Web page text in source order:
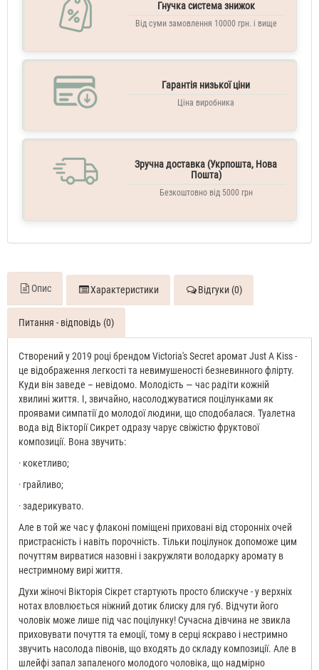
Secret
Victoria`s
ML
для
тіла
Гнучка система знижок
Від суми замовлення 10000 грн. і вище
Гарантія низької ціни
Ціна виробника
Зручна доставка (Укрпошта, Нова
Пошта)
Безкоштовно від 5000 грн
Опис Характеристики Відгуки (0)
Питання - відповідь (0)
Створений у 2019 році брендом Victoria's Secret аромат Just A Kiss -
це відображення легкості та невимушеності безневинного флірту.
Куди він заведе – невідомо. Молодість — час радіти кожній
хвилині життя. І, звичайно, насолоджуватися поцілунками як
проявами симпатії до молодої людини, що сподобалася. Туалетна
вода від Вікторії Сикрет одразу чарує свіжістю фруктової
композиції. Вона звучить:
· кокетливо;
· грайливо;
· задерикувато.
Але в той же час у флаконі поміщені приховані від сторонніх очей
пристрасність і навіть порочність. Тільки поцілунок допоможе цим
почуттям вирватися назовні і закружляти володарку аромату в
нестримному вирі життя.
Духи жіночі Вікторія Сікрет стартують просто блискуче - у верхніх
нотах вловлюється ніжний дотик блиску для губ. Відчути його
чоловік може лише під час поцілунку! Сучасна дівчина не звикла
приховувати почуття та емоції, тому в серці яскраво і нестримно
звучить насолода півонів, що входять до складу композиції. Але в
шлейфі запал запаленого молодого чоловіка, що надмірно